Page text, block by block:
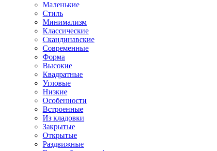
Маленькие
Стиль
Минимализм
Классические
Скандинавские
Современные
Форма
Высокие
Квадратные
Угловые
Низкие
Особенности
Встроенные
Из кладовки
Закрытые
Открытые
Раздвижные